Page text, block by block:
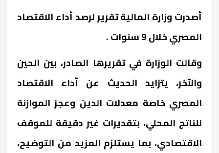
أصدرت وزارة المالية تقرير لرصد أداء الاقتصاد
المصري خلال 9 سنوات .
وقالت الوزارة في تقريرها الصادر، بين الحين
والآخر، يتزايد الحديث عن أداء الاقتصاد
المصري خاصة معدلات الدين وعجز الموازنة
للناتج المحلي، بتقديرات غير دقيقة للموقف
الاقتصادي، بما يستلزم المزيد من التوضيح،